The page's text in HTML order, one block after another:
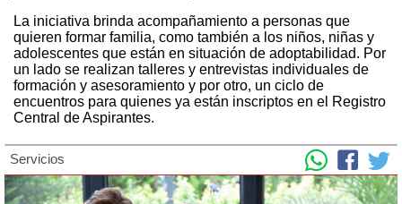
La iniciativa brinda acompañamiento a personas que
quieren formar familia, como también a los niños, niñas y
adolescentes que están en situación de adoptabilidad. Por
un lado se realizan talleres y entrevistas individuales de
formación y asesoramiento y por otro, un ciclo de
encuentros para quienes ya están inscriptos en el Registro
Central de Aspirantes.
Servicios